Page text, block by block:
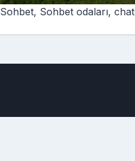
Sohbet, Sohbet odaları, chat